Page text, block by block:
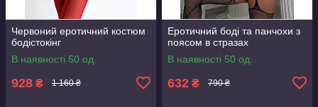
Червоний еротичний костюм
бодістокінг
В наявності 50 од.
928 ₴ 1 160 ₴
Еротичний боді та панчохи з
поясом в стразах
В наявності 50 од.
632 ₴ 790 ₴